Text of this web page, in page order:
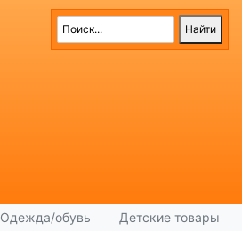
Одежда/обувь
Детские товары